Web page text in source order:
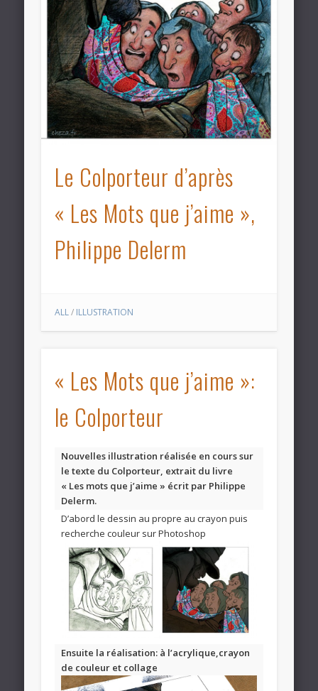
Le Colporteur d’après
« Les Mots que j’aime »,
Philippe Delerm
ALL/ ILLUSTRATION
« Les Mots que j’aime »:
le Colporteur
Nouvelles illustration réalisée en cours sur
le texte du Colporteur, extrait du livre
« Les mots que j’aime » écrit par Philippe
Delerm.
D’abord le dessin au propre au crayon puis
recherche couleur sur Photoshop
Ensuite la réalisation: à l’acrylique,crayon
de couleur et collage